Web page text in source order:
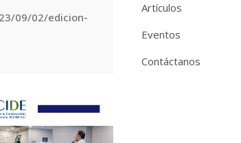
09/02/edicion-
Artículos
Eventos
Contáctanos